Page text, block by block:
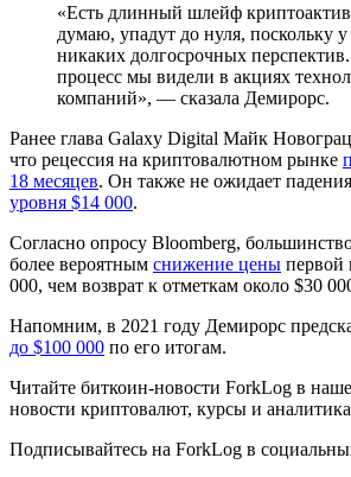
«Есть длинный шлейф
думаю, упадут до нуля, поскольку
никаких долгосрочных
процесс мы видели в акциях
компаний», — сказала Демирорс.
Ранее глава Galaxy Digital Майк
что рецессия на криптовалютном рынке
18 месяцев. Он также не ожидает
уровня $14 000.
Согласно опросу Bloomberg,
более вероятным снижение цены первой
000, чем возврат к отметкам около $30
Напомним, в 2021 году Демирорс
до $100 000 по его итогам.
Читайте биткоин-новости ForkLog в
новости криптовалют, курсы и
Подписывайтесь на ForkLog в